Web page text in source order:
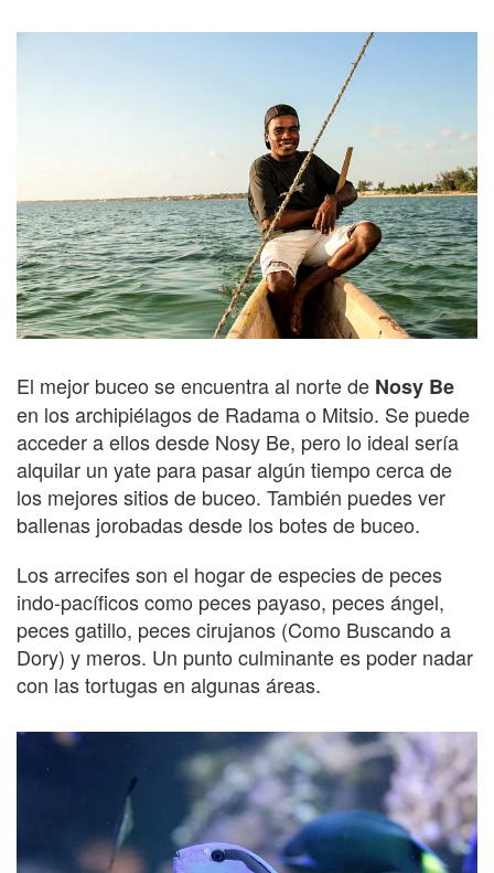
El mejor buceo se encuentra al norte de Nosy Be
en los archipiélagos de Radama o Mitsio. Se puede
acceder a ellos desde Nosy Be, pero lo ideal sería
alquilar un yate para pasar algún tiempo cerca de
los mejores sitios de buceo. También puedes ver
ballenas jorobadas desde los botes de buceo.
Los arrecifes son el hogar de especies de peces
indo-pacíficos como peces payaso, peces ángel,
peces gatillo, peces cirujanos (Como Buscando a
Dory) y meros. Un punto culminante es poder nadar
con las tortugas en algunas áreas.